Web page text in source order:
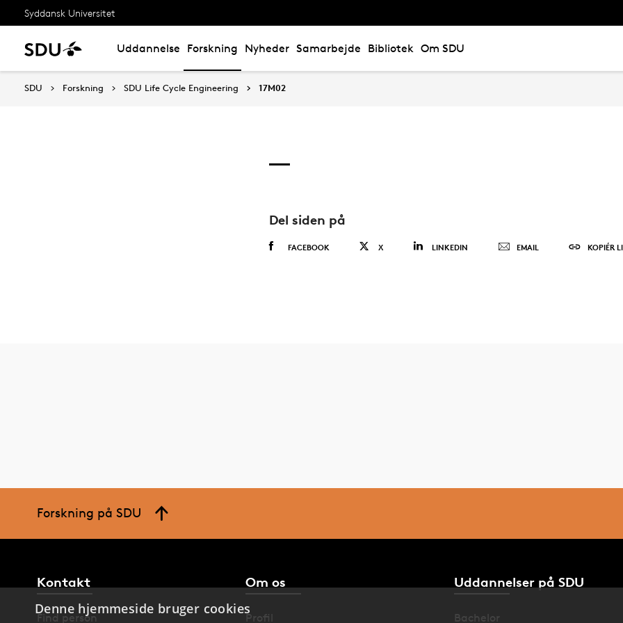
Syddansk Universitet
Uddannelse Forskning Nyheder Samarbejde Bibliotek Om SDU
SDU Forskning SDU Life Cycle Engineering 17M02
Del siden på
FACEBOOK X LINKEDIN EMAIL KOPIÉR
Forskning på SDU
Kontakt
Find person
Om os
Profil
Uddannelser på SDU
Bachelor
Denne hjemmeside bruger cookies